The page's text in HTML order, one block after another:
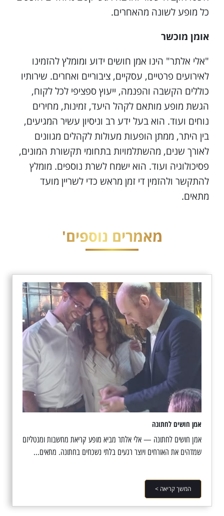
כל מופע לשונה מהאחרים.
אומן מוכשר
"אלי אלתר" הינו אמן חושים ידוע ומומלץ להזמינו
לאירועים פרטיים, עסקיים, ציבוריים ואחרים. שירותיו
כוללים הקשבה והפנמה, ייעוץ ספציפי לכל לקוח,
הגשת מופע מותאם לקהל היעד, זמינות, מחירים
נוחים ועוד. הוא בעל ידע רב וניסיון עשיר המגיעים,
בין היתר, ממתן הופעות מעולות לקהלים מגוונים
לאורך שנים, מהשתלמויות בתחומי תקשורת המונים,
פסיכולוגיה ועוד. הוא ישמח לשרת נוספים. מומלץ
להתקשר ולהזמין די זמן מראש כדי לשריין מועד
מתאים.
מאמרים נוספים'
אמן חושים לחתונה
אמן חושים לחתונה — אלי אלתר מביא מופע קריאת מחשבות ומנטליזם
שמדהים את האורחים ויוצר רגעים בלתי נשכחים בחתונה. מתאים...
המשך קריאה >